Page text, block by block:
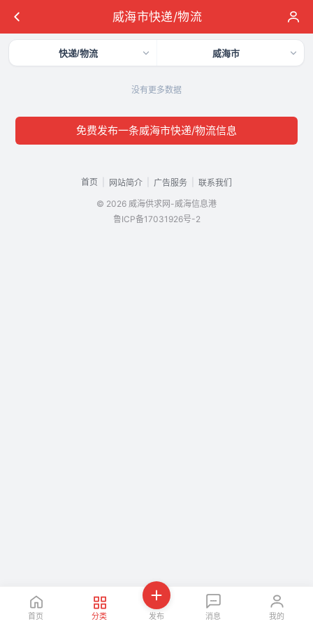
威海市快递/物流
快递/物流 威海市
没有更多数据
免费发布一条威海市快递/物流信息
首页 网站简介 广告服务
联系我们
© 2026 威海供求网-威海信息港
鲁ICP备17031926号-2
首页 分类 发布 消息 我的